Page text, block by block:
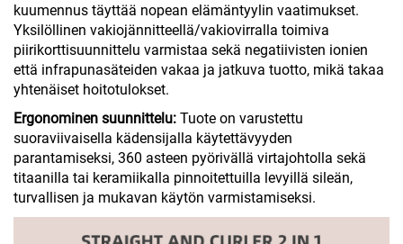
kuumennus täyttää nopean elämäntyylin vaatimukset.
Yksilöllinen vakiojännitteellä/vakiovirralla toimiva
piirikorttisuunnittelu varmistaa sekä negatiivisten ionien
että infrapunasäteiden vakaa ja jatkuva tuotto, mikä takaa
yhtenäiset hoitotulokset.
Ergonominen suunnittelu: Tuote on varustettu
suoraviivaisella kädensijalla käytettävyyden
parantamiseksi, 360 asteen pyörivällä virtajohtolla sekä
titaanilla tai keramiikalla pinnoitettuilla levyillä sileän,
turvallisen ja mukavan käytön varmistamiseksi.